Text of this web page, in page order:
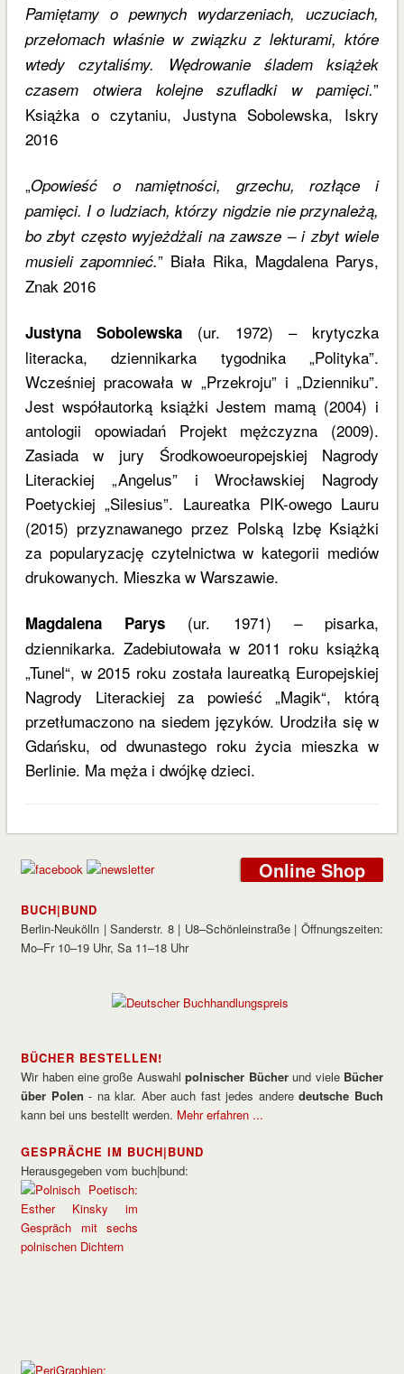
Pamiętamy o pewnych wydarzeniach, uczuciach,
przełomach właśnie w związku z lekturami, które
wtedy czytaliśmy. Wędrowanie śladem książek
czasem otwiera kolejne szufladki w pamięci.”
Książka o czytaniu, Justyna Sobolewska, Iskry
2016
„Opowieść o namiętności, grzechu, rozłące i
pamięci. I o ludziach, którzy nigdzie nie przynależą,
bo zbyt często wyjeżdżali na zawsze – i zbyt wiele
musieli zapomnieć.” Biała Rika, Magdalena Parys,
Znak 2016
Justyna Sobolewska(ur. 1972) – krytyczka
literacka, dziennikarka tygodnika „Polityka”.
Wcześniej pracowała w „Przekroju” i „Dzienniku”.
Jest współautorką książki Jestem mamą (2004) i
antologii opowiadań Projekt mężczyzna (2009).
Zasiada w jury Środkowoeuropejskiej Nagrody
Literackiej „Angelus” i Wrocławskiej Nagrody
Poetyckiej „Silesius”. Laureatka PIK-owego Lauru
(2015) przyznawanego przez Polską Izbę Książki
za popularyzację czytelnictwa w kategorii mediów
drukowanych. Mieszka w Warszawie.
Magdalena Parys (ur. 1971) – pisarka,
dziennikarka. Zadebiutowała w 2011 roku książką
„Tunel“, w 2015 roku została laureatką Europejskiej
Nagrody Literackiej za powieść „Magik“, którą
przetłumaczono na siedem języków. Urodziła się w
Gdańsku, od dwunastego roku życia mieszka w
Berlinie. Ma męża i dwójkę dzieci.
Online Shop
BUCH|BUND
Berlin-Neukölln | Sanderstr. 8 | U8–Schönleinstraße | Öffnungszeiten:
Mo–Fr 10–19 Uhr, Sa 11–18 Uhr
BÜCHER BESTELLEN!
Wir haben eine große Auswahlpolnischer Bücherund viele Bücher
über Polen - na klar. Aber auch fast jedes anderedeutsche Buch
kann bei uns bestellt werden. Mehr erfahren ...
GESPRÄCHE IM BUCH|BUND
Herausgegeben vom buch|bund: